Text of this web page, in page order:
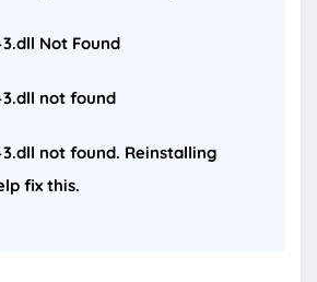
Not Found
not found
not found. Reinstalling
fix this.